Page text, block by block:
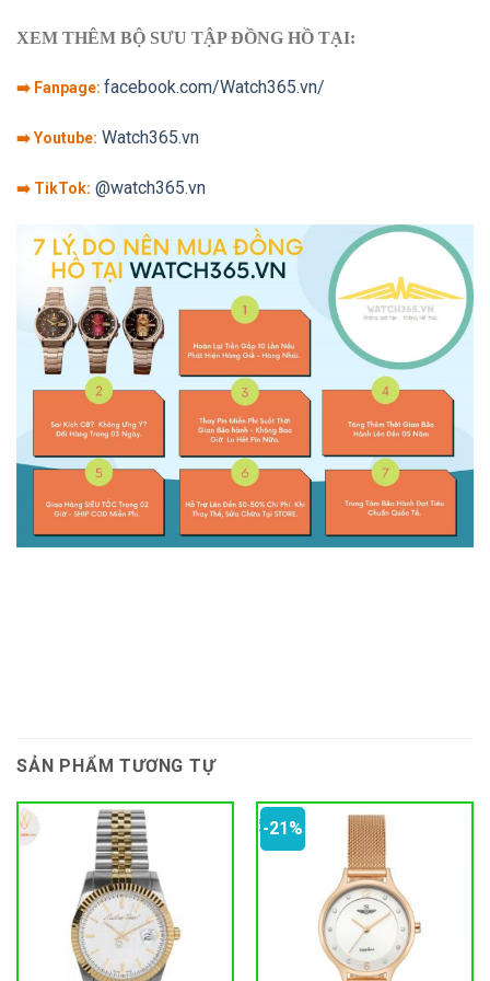
XEM THÊM BỘ SƯU TẬP ĐỒNG HỒ TẠI:
➡️ Fanpage: facebook.com/Watch365.vn/
➡️ Youtube: Watch365.vn
➡️ TikTok: @watch365.vn
SẢN PHẨM TƯƠNG TỰ
-21%